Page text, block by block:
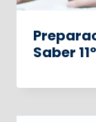
Saber 11°